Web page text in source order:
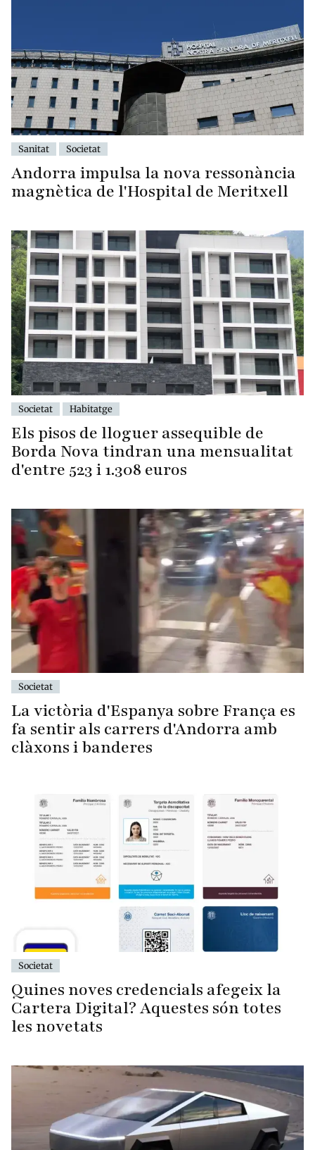
Sanitat Societat
Andorra impulsa la nova ressonància
magnètica de l'Hospital de Meritxell
Societat Habitatge
Els pisos de lloguer assequible de
Borda Nova tindran una mensualitat
d'entre 523 i 1.308 euros
Societat
La victòria d'Espanya sobre França es
fa sentir als carrers d'Andorra amb
clàxons i banderes
Societat
Quines noves credencials afegeix la
Cartera Digital? Aquestes són totes
les novetats